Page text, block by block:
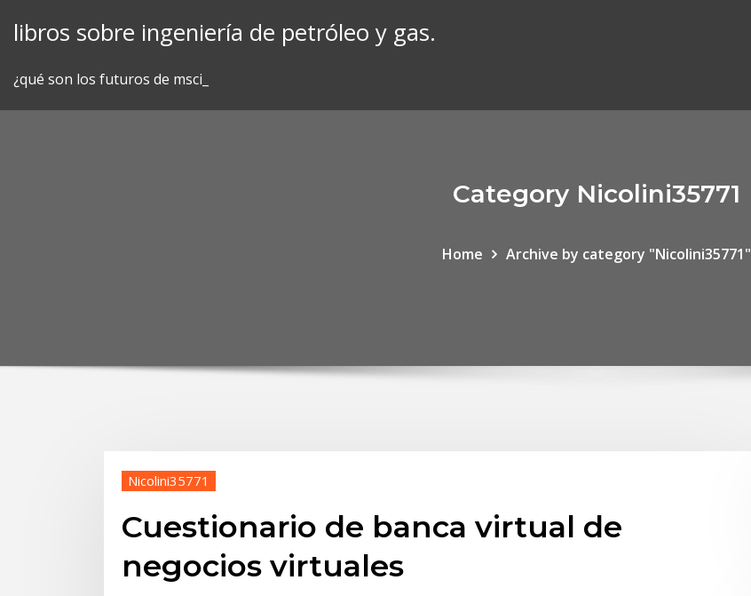
libros sobre ingeniería de petróleo y gas.
¿qué son los futuros de msci_
Category Nicolini35771
Home Archive by category "Nicolini35771"
Nicolini35771
Cuestionario de banca virtual de
negocios virtuales